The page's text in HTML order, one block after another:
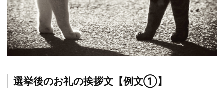
選挙後のお礼の挨拶文【例文①】